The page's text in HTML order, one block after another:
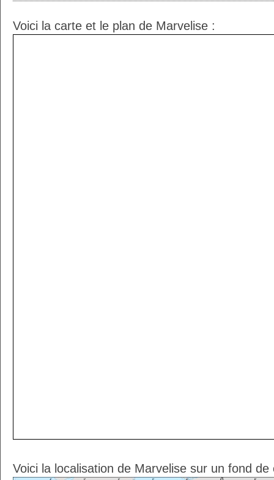
Voici la carte et le plan de Marvelise :
Voici la localisation de Marvelise sur un fond